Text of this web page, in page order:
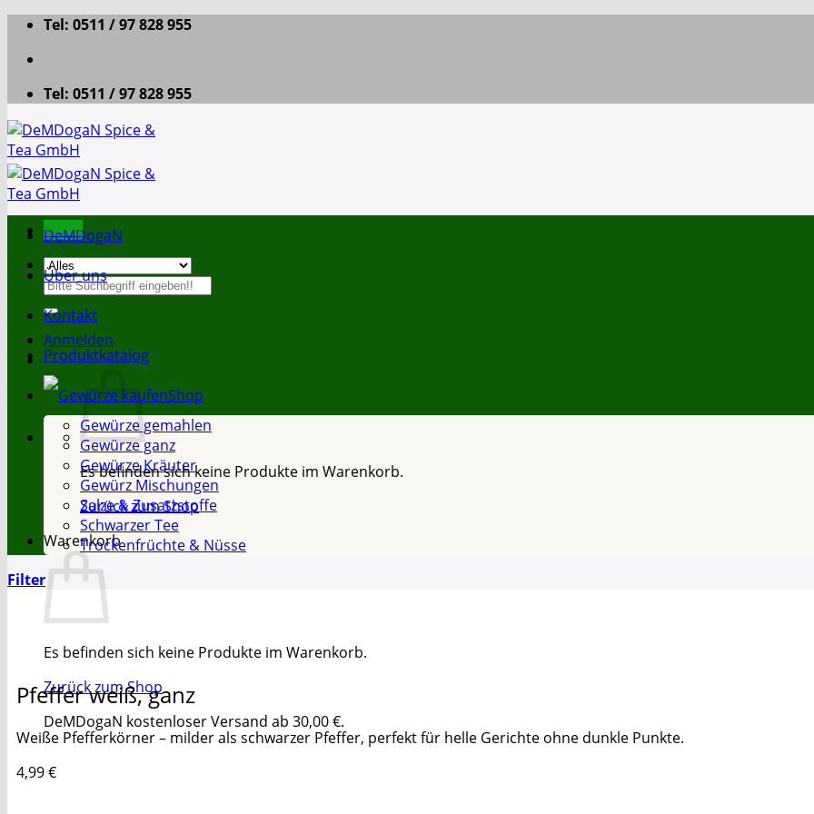
Zum
springen
Tel: 0511 / 97 828 955
Tel: 0511 / 97 828 955
Menü
Suche
nach:
Anmelden
Es befinden sich keine Produkte im Warenkorb.
Zurück zum Shop
Warenkorb
Es befinden sich keine Produkte im Warenkorb.
Zurück zum Shop
DeMDogaN kostenloser Versand ab 30,00 €.
DeMDogaN
Über uns
Kontakt
Produktkatalog
Shop
Gewürze gemahlen
Gewürze ganz
Gewürze Kräuter
Gewürz Mischungen
Salze & Zusatzstoffe
Schwarzer Tee
Trockenfrüchte & Nüsse
Filter
Pfeffer weiß, ganz
Weiße Pfefferkörner – milder als schwarzer Pfeffer, perfekt für helle Gerichte ohne dunkle Punkte.
4,99€